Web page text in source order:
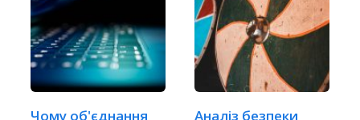
Чому об'єднання Аналіз безпеки